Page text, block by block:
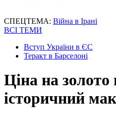
СПЕЦТЕМА: Війна в Ірані
ВСІ ТЕМИ
Вступ України в ЄС
Теракт в Барселоні
Ціна на золото
історичний